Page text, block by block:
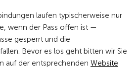
laufen typischerweise nur
wenn der Pass offen ist —
gesperrt und die
Bevor es los geht bitten wir Sie
auf der entsprechenden Website